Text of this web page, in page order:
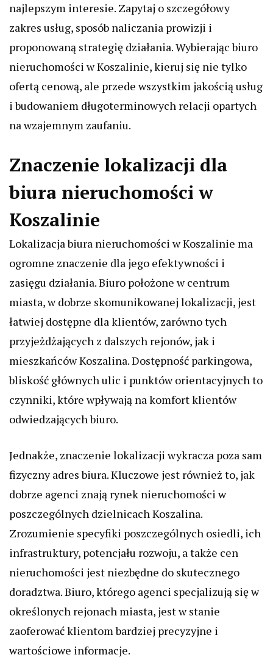
najlepszym interesie. Zapytaj o szczegółowy
zakres usług, sposób naliczania prowizji i
proponowaną strategię działania. Wybierając biuro
nieruchomości w Koszalinie, kieruj się nie tylko
ofertą cenową, ale przede wszystkim jakością usług
i budowaniem długoterminowych relacji opartych
na wzajemnym zaufaniu.
Znaczenie lokalizacji dla
biura nieruchomości w
Koszalinie
Lokalizacja biura nieruchomości w Koszalinie ma
ogromne znaczenie dla jego efektywności i
zasięgu działania. Biuro położone w centrum
miasta, w dobrze skomunikowanej lokalizacji, jest
łatwiej dostępne dla klientów, zarówno tych
przyjeżdżających z dalszych rejonów, jak i
mieszkańców Koszalina. Dostępność parkingowa,
bliskość głównych ulic i punktów orientacyjnych to
czynniki, które wpływają na komfort klientów
odwiedzających biuro.
Jednakże, znaczenie lokalizacji wykracza poza sam
fizyczny adres biura. Kluczowe jest również to, jak
dobrze agenci znają rynek nieruchomości w
poszczególnych dzielnicach Koszalina.
Zrozumienie specyfiki poszczególnych osiedli, ich
infrastruktury, potencjału rozwoju, a także cen
nieruchomości jest niezbędne do skutecznego
doradztwa. Biuro, którego agenci specjalizują się w
określonych rejonach miasta, jest w stanie
zaoferować klientom bardziej precyzyjne i
wartościowe informacje.